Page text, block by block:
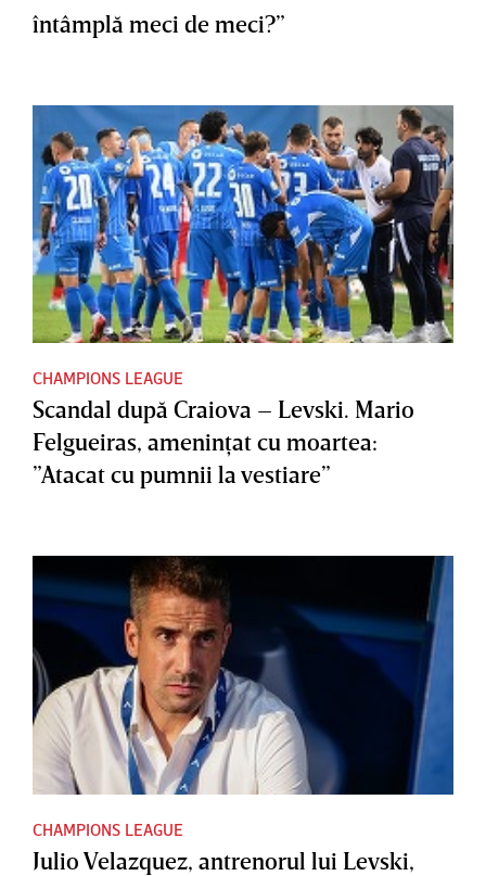
întâmplă meci de meci?”
CHAMPIONS LEAGUE
Scandal după Craiova – Levski. Mario
Felgueiras, ameninţat cu moartea:
”Atacat cu pumnii la vestiare”
CHAMPIONS LEAGUE
Julio Velazquez, antrenorul lui Levski,